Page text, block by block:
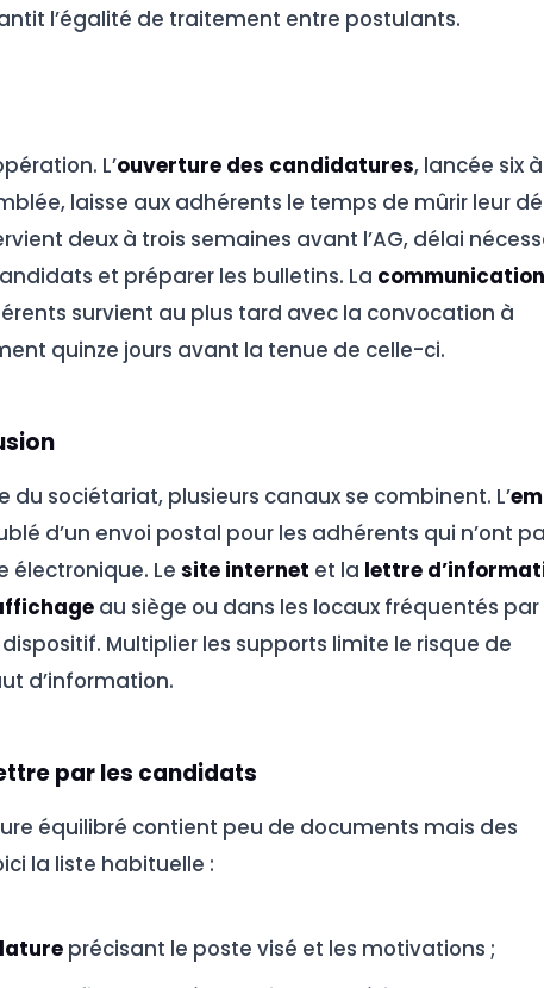
l’égalité de traitement entre postulants.
L’ouverture des candidatures, lancée six
laisse aux adhérents le temps de mûrir leur
deux à trois semaines avant l’AG, délai
et préparer les bulletins. La
survient au plus tard avec la convocation à
quinze jours avant la tenue de celle-ci.
du sociétariat, plusieurs canaux se combinent. L’
d’un envoi postal pour les adhérents qui n’ont
électronique. Le site internet et la lettre
au siège ou dans les locaux fréquentés par
Multiplier les supports limite le risque de
d’information.
par les candidats
équilibré contient peu de documents mais des
la liste habituelle :
précisant le poste visé et les motivations ;